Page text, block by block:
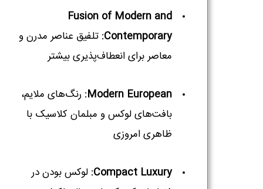
Fusion of Modern and
Contemporary: تلفیق عناصر مدرن و
معاصر برای انعطاف‌پذیری بیشتر
Modern European: رنگ‌های ملایم،
بافت‌های لوکس و مبلمان کلاسیک با
ظاهری امروزی
Compact Luxury: لوکس بودن در